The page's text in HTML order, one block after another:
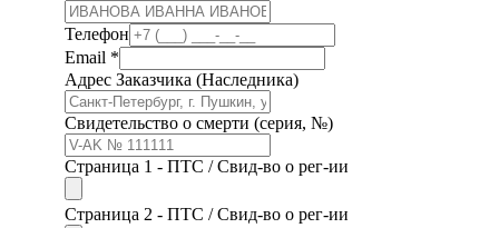
Телефон
Email *
Адрес Заказчика (Наследника)
Свидетельство о смерти (серия, №)
Страница 1 - ПТС / Свид-во о рег-ии
Страница 2 - ПТС / Свид-во о рег-ии